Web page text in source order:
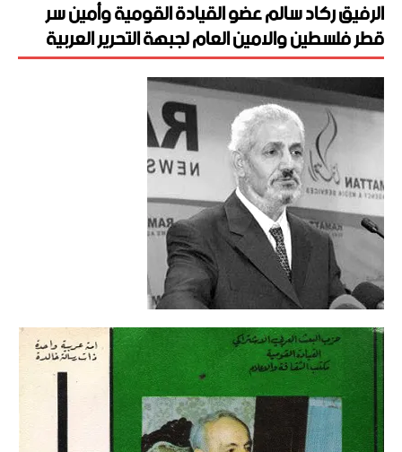
الرفيق ركاد سالم عضو القيادة القومية وأمين سر
قطر فلسطين والامين العام لجبهة التحرير العربية